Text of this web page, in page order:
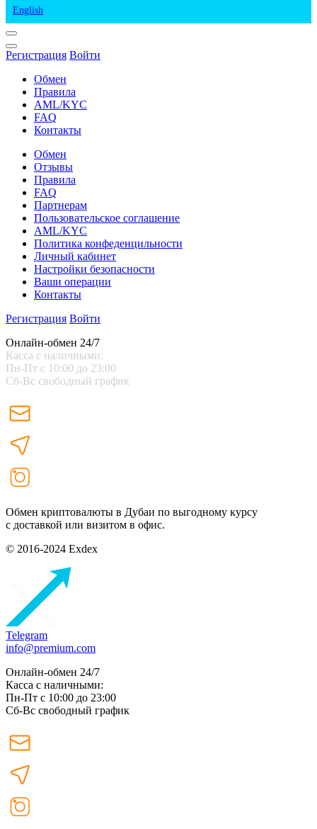
English
Регистрация Войти
Обмен
Правила
AML/KYC
FAQ
Контакты
Обмен
Отзывы
Правила
FAQ
Партнерам
Пользовательское соглашение
AML/KYC
Политика конфеденцильности
Личный кабинет
Настройки безопасности
Ваши операции
Контакты
Регистрация Войти
Онлайн-обмен 24/7
Касса с наличными:
Пн-Пт с 10:00 до 23:00
Сб-Вс свободный график
Обмен криптовалюты в Дубаи по выгодному курсу
с доставкой или визитом в офис.
© 2016-2024 Exdex
Telegram
info@premium.com
Онлайн-обмен 24/7
Касса с наличными:
Пн-Пт с 10:00 до 23:00
Сб-Вс свободный график